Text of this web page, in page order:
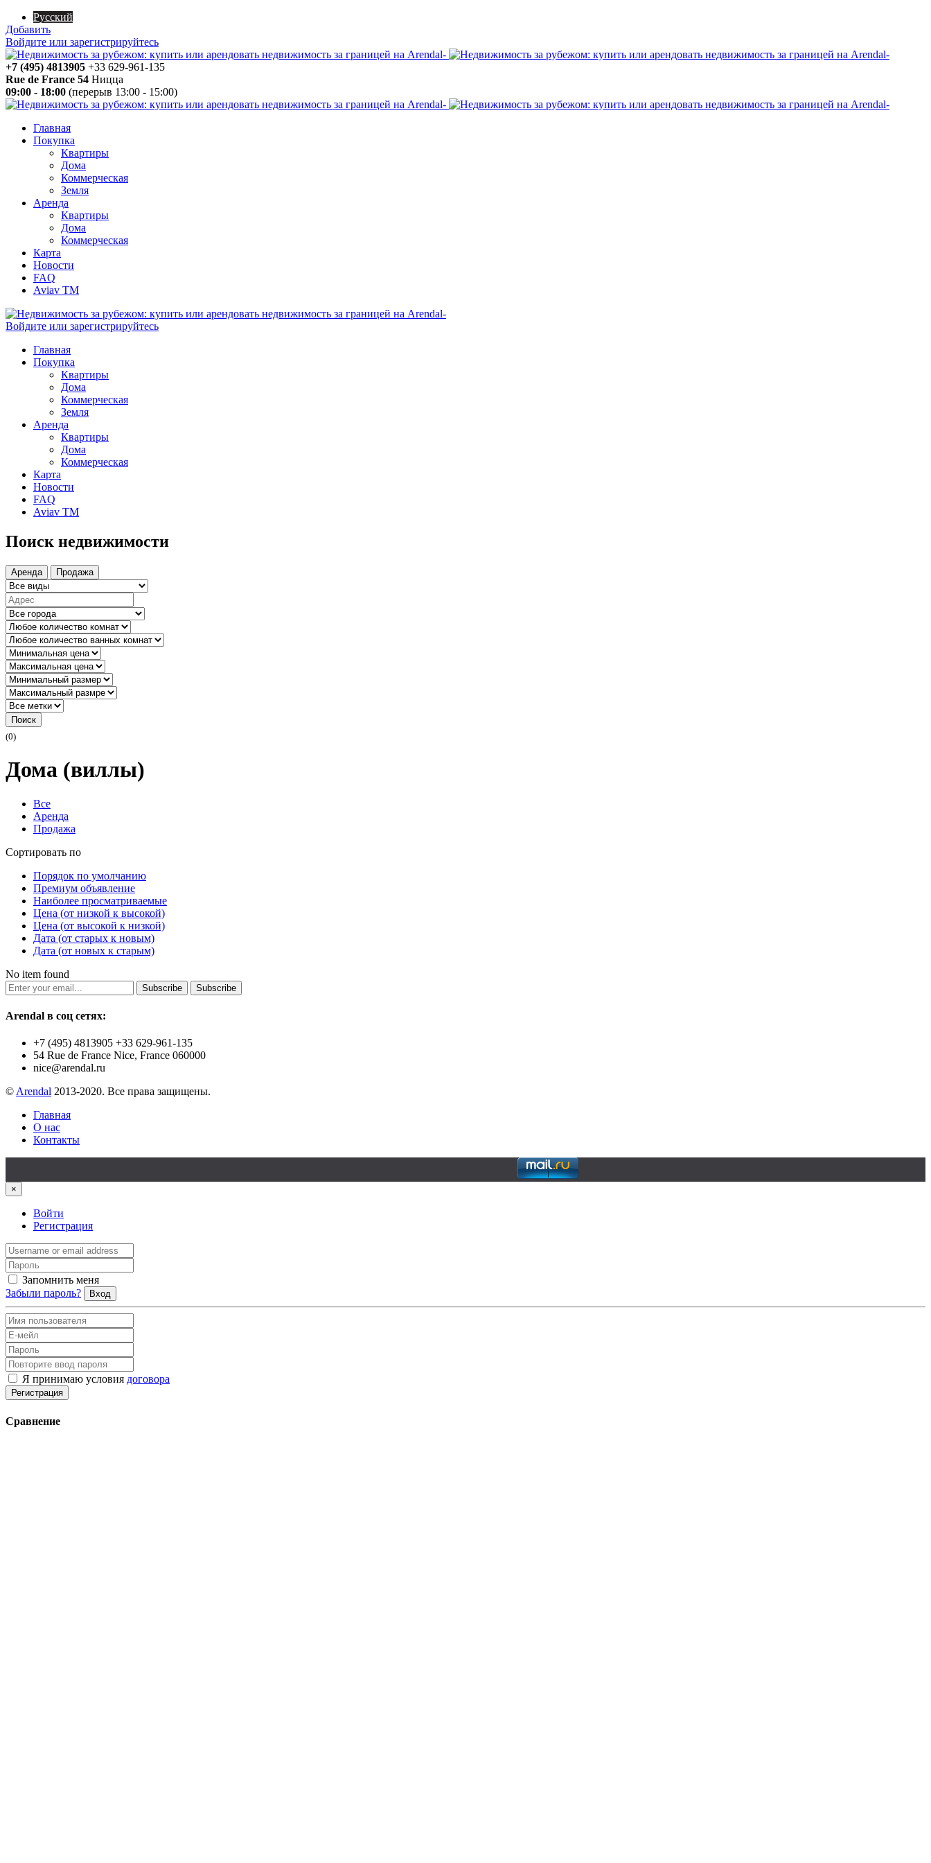
Русский
Добавить
Войдите или зарегистрируйтесь
+7 (495) 4813905 +33 629-961-135
Rue de France 54 Ницца
09:00 - 18:00 (перерыв 13:00 - 15:00)
Главная
Покупка
Квартиры
Дома
Коммерческая
Земля
Аренда
Квартиры
Дома
Коммерческая
Карта
Новости
FAQ
Aviav TM
Войдите или зарегистрируйтесь
Главная
Покупка
Квартиры
Дома
Коммерческая
Земля
Аренда
Квартиры
Дома
Коммерческая
Карта
Новости
FAQ
Aviav TM
Поиск недвижимости
Аренда Продажа
Поиск
(0)
Дома (виллы)
Все
Аренда
Продажа
Сортировать по
Порядок по умолчанию
Премиум объявление
Наиболее просматриваемые
Цена (от низкой к высокой)
Цена (от высокой к низкой)
Дата (от старых к новым)
Дата (от новых к старым)
No item found
Subscribe Subscribe
Arendal в соц сетях:
+7 (495) 4813905 +33 629-961-135
54 Rue de France Nice, France 060000
nice@arendal.ru
©Arendal 2013-2020. Все права защищены.
Главная
О нас
Контакты
×
Войти
Регистрация
Запомнить меня
Забыли пароль?
Вход
Я принимаю условия договора
Регистрация
Сравнение